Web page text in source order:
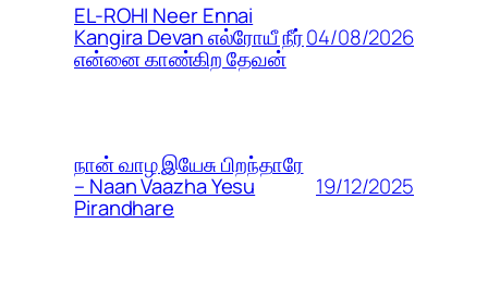
EL-ROHI Neer Ennai
Kangira Devan எல்ரோயீ நீர்
என்னை காண்கிற தேவன்
04/08/2026
நான் வாழ இயேசு பிறந்தாரே
– Naan Vaazha Yesu
Pirandhare
19/12/2025